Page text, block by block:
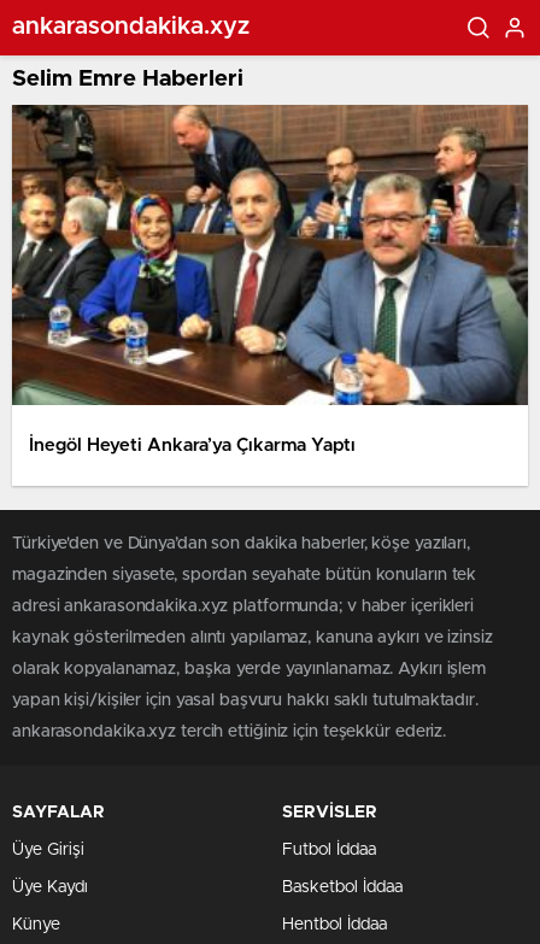
ankarasondakika.xyz
Selim Emre Haberleri
İnegöl Heyeti Ankara’ya Çıkarma Yaptı
Türkiye'den ve Dünya’dan son dakika haberler, köşe yazıları,
magazinden siyasete, spordan seyahate bütün konuların tek
adresi ankarasondakika.xyz platformunda; v haber içerikleri
kaynak gösterilmeden alıntı yapılamaz, kanuna aykırı ve izinsiz
olarak kopyalanamaz, başka yerde yayınlanamaz. Aykırı işlem
yapan kişi/kişiler için yasal başvuru hakkı saklı tutulmaktadır.
ankarasondakika.xyz tercih ettiğiniz için teşekkür ederiz.
SAYFALAR
Üye Girişi
Üye Kaydı
Künye
SERVİSLER
Futbol İddaa
Basketbol İddaa
Hentbol İddaa